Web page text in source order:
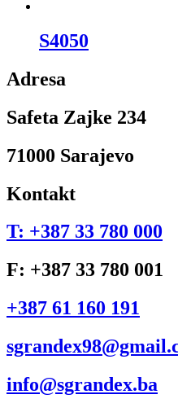
S4050
Adresa
Safeta Zajke 234
71000 Sarajevo
Kontakt
T: +387 33 780 000
F: +387 33 780 001
+387 61 160 191
info@sgrandex.ba